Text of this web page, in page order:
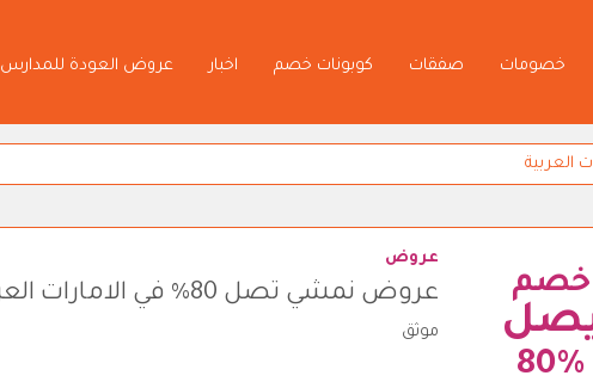
خصومات صفقات كوبونات خصم اخبار عروض العودة للمدارس
خصم
80%
عروض
عروض نمشي تصل 80% في الامارات العربية
موثق